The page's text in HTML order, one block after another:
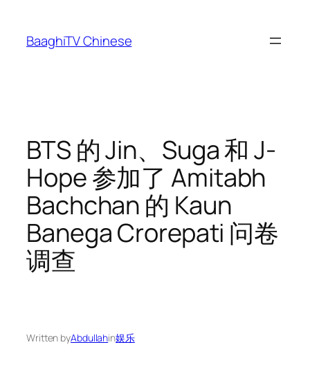
content
BaaghiTV Chinese
BTS 的 Jin、Suga 和 J-
Hope 参加了 Amitabh
Bachchan 的 Kaun
Banega Crorepati 问卷
调查
Written byAbdullahin娱乐